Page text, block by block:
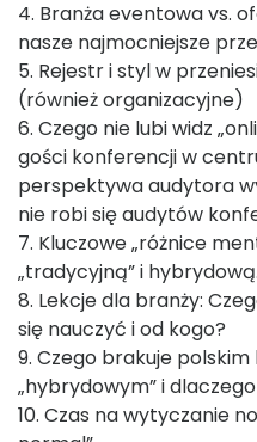
4. Branża eventowa vs.
nasze najmocniejsze
5. Rejestr i styl w
(również organizacyjne)
6. Czego nie lubi widz
gości konferencji w
perspektywa audytora
nie robi się audytów
7. Kluczowe „różnice
„tradycyjną” i hybrydową.
8. Lekcje dla branży:
się nauczyć i od kogo?
9. Czego brakuje
„hybrydowym” i
10. Czas na wytyczanie